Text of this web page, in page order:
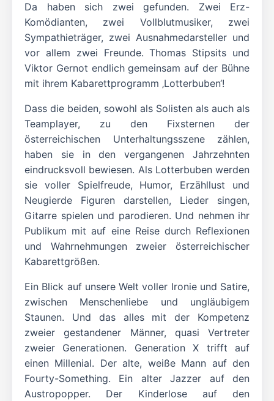
Da haben sich zwei gefunden. Zwei Erz-
Komödianten, zwei Vollblutmusiker, zwei
Sympathieträger, zwei Ausnahmedarsteller und
vor allem zwei Freunde. Thomas Stipsits und
Viktor Gernot endlich gemeinsam auf der Bühne
mit ihrem Kabarettprogramm ‚Lotterbuben‘!
Dass die beiden, sowohl als Solisten als auch als
Teamplayer, zu den Fixsternen der
österreichischen Unterhaltungsszene zählen,
haben sie in den vergangenen Jahrzehnten
eindrucksvoll bewiesen. Als Lotterbuben werden
sie voller Spielfreude, Humor, Erzähllust und
Neugierde Figuren darstellen, Lieder singen,
Gitarre spielen und parodieren. Und nehmen ihr
Publikum mit auf eine Reise durch Reflexionen
und Wahrnehmungen zweier österreichischer
Kabarettgrößen.
Ein Blick auf unsere Welt voller Ironie und Satire,
zwischen Menschenliebe und ungläubigem
Staunen. Und das alles mit der Kompetenz
zweier gestandener Männer, quasi Vertreter
zweier Generationen. Generation X trifft auf
einen Millenial. Der alte, weiße Mann auf den
Fourty-Something. Ein alter Jazzer auf den
Austropopper. Der Kinderlose auf den